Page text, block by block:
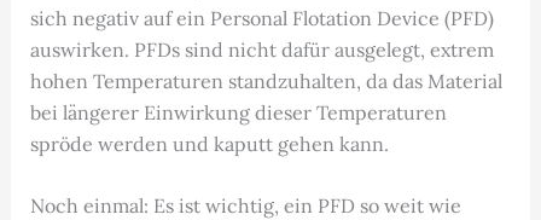
sich negativ auf ein Personal Flotation Device (PFD)
auswirken. PFDs sind nicht dafür ausgelegt, extrem
hohen Temperaturen standzuhalten, da das Material
bei längerer Einwirkung dieser Temperaturen
spröde werden und kaputt gehen kann.
Noch einmal: Es ist wichtig, ein PFD so weit wie